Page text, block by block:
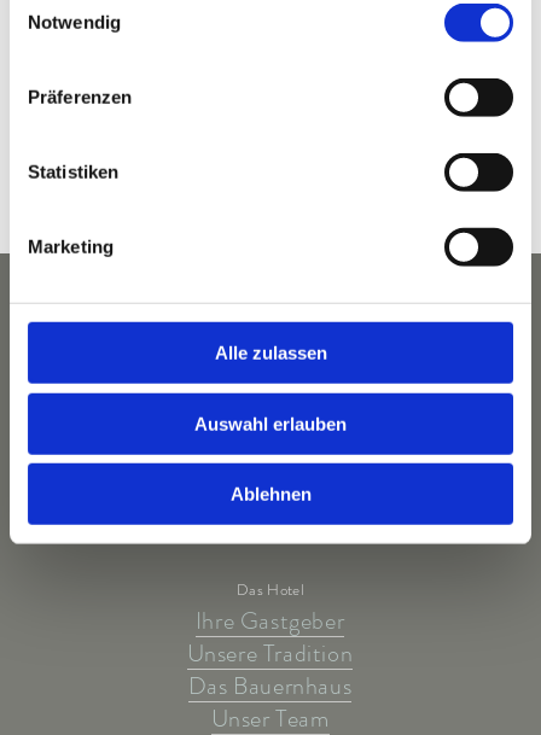
Notwendig
Präferenzen
Statistiken
Marketing
Alle zulassen
Auswahl erlauben
Ablehnen
Garmisch-Partenkirchen
Deutschland
Telefon
Das Hotel
Ihre Gastgeber
Unsere Tradition
Das Bauernhaus
Unser Team